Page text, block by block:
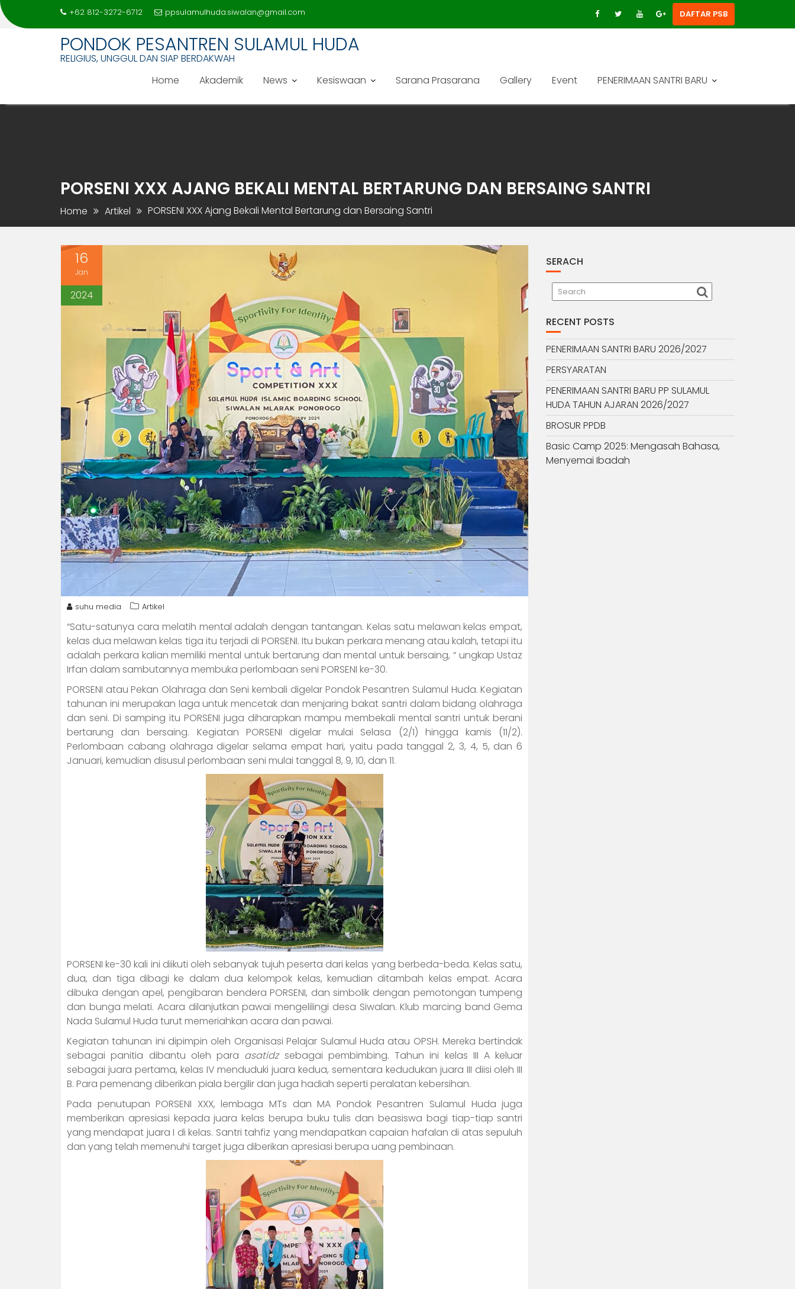
+62 812-3272-6712 ppsulamulhuda.siwalan@gmail.com DAFTAR PSB
PONDOK PESANTREN SULAMUL HUDA
RELIGIUS, UNGGUL DAN SIAP BERDAKWAH
Home
Akademik News Kesiswaan Sarana Prasarana Gallery Event PENERIMAAN SANTRI BARU
PORSENI XXX AJANG BEKALI MENTAL BERTARUNG DAN BERSAING SANTRI
Home Artikel PORSENI XXX Ajang Bekali Mental Bertarung dan Bersaing Santri
16
Jan
2024
suhu media Artikel
“Satu-satunya cara melatih mental adalah dengan tantangan. Kelas satu melawan kelas empat,
kelas dua melawan kelas tiga itu terjadi di PORSENI. Itu bukan perkara menang atau kalah, tetapi itu
adalah perkara kalian memiliki mental untuk bertarung dan mental untuk bersaing, “ ungkap Ustaz
Irfan dalam sambutannya membuka perlombaan seni PORSENI ke-30.
PORSENI atau Pekan Olahraga dan Seni kembali digelar Pondok Pesantren Sulamul Huda. Kegiatan
tahunan ini merupakan laga untuk mencetak dan menjaring bakat santri dalam bidang olahraga
dan seni. Di samping itu PORSENI juga diharapkan mampu membekali mental santri untuk berani
bertarung dan bersaing. Kegiatan PORSENI digelar mulai Selasa (2/1) hingga kamis (11/2).
Perlombaan cabang olahraga digelar selama empat hari, yaitu pada tanggal 2, 3, 4, 5, dan 6
Januari, kemudian disusul perlombaan seni mulai tanggal 8, 9, 10, dan 11.
PORSENI ke-30 kali ini diikuti oleh sebanyak tujuh peserta dari kelas yang berbeda-beda. Kelas satu,
dua, dan tiga dibagi ke dalam dua kelompok kelas, kemudian ditambah kelas empat. Acara
dibuka dengan apel, pengibaran bendera PORSENI, dan simbolik dengan pemotongan tumpeng
dan bunga melati. Acara dilanjutkan pawai mengelilingi desa Siwalan. Klub marcing band Gema
Nada Sulamul Huda turut memeriahkan acara dan pawai.
Kegiatan tahunan ini dipimpin oleh Organisasi Pelajar Sulamul Huda atau OPSH. Mereka bertindak
sebagai panitia dibantu oleh para asatidzsebagai pembimbing. Tahun ini kelas III A keluar
sebagai juara pertama, kelas IV menduduki juara kedua, sementara kedudukan juara III diisi oleh III
B. Para pemenang diberikan piala bergilir dan juga hadiah seperti peralatan kebersihan.
Pada penutupan PORSENI XXX, lembaga MTs dan MA Pondok Pesantren Sulamul Huda juga
memberikan apresiasi kepada juara kelas berupa buku tulis dan beasiswa bagi tiap-tiap santri
yang mendapat juara I di kelas. Santri tahfiz yang mendapatkan capaian hafalan di atas sepuluh
dan yang telah memenuhi target juga diberikan apresiasi berupa uang pembinaan.
SERACH
RECENT POSTS
PENERIMAAN SANTRI BARU 2026/2027
PERSYARATAN
PENERIMAAN SANTRI BARU PP SULAMUL
HUDA TAHUN AJARAN 2026/2027
BROSUR PPDB
Basic Camp 2025: Mengasah Bahasa,
Menyemai Ibadah